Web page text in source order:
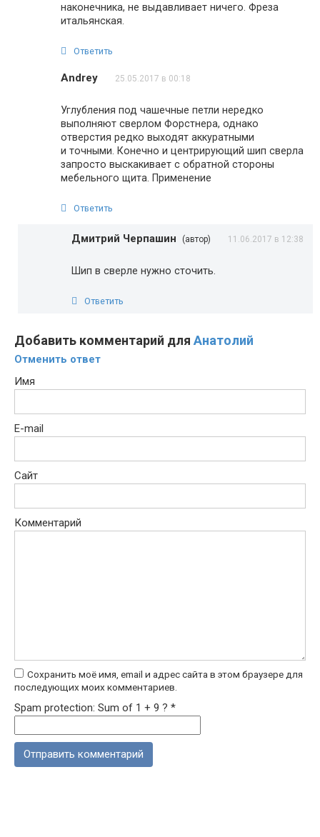
наконечника, не выдавливает ничего. Фреза
итальянская.
Ответить
Andrey 25.05.2017 в 00:18
Углубления под чашечные петли нередко
выполняют сверлом Форстнера, однако
отверстия редко выходят аккуратными
и точными. Конечно и центрирующий шип сверла
запросто выскакивает с обратной стороны
мебельного щита. Применение
Ответить
Дмитрий Черпашин (автор) 11.06.2017 в 12:38
Шип в сверле нужно сточить.
Ответить
Добавить комментарий для Анатолий
Отменить ответ
Имя
E-mail
Сайт
Комментарий
Сохранить моё имя, email и адрес сайта в этом браузере для
последующих моих комментариев.
Spam protection: Sum of 1 + 9 ? *